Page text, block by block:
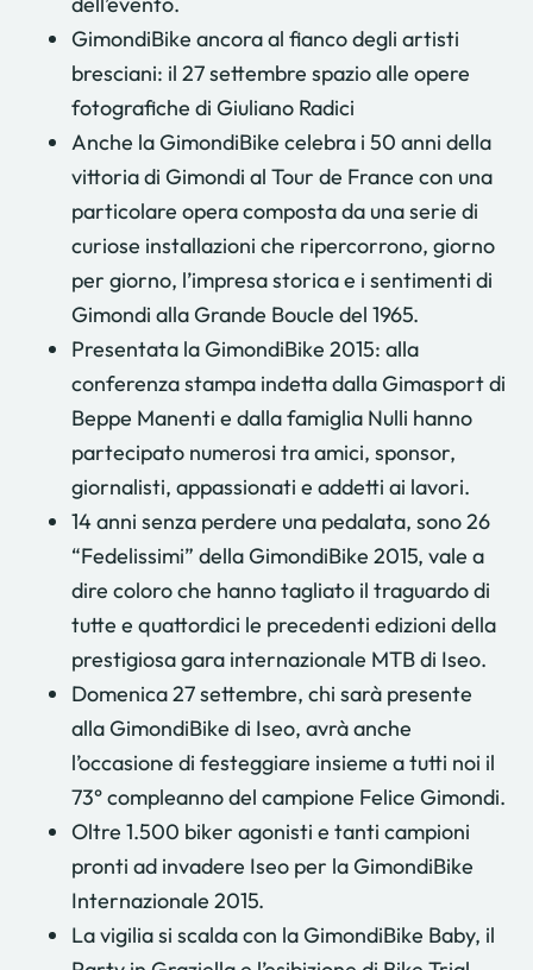
GimondiBike ancora al fianco degli artisti
bresciani: il 27 settembre spazio alle opere
fotografiche di Giuliano Radici
Anche la GimondiBike celebra i 50 anni della
vittoria di Gimondi al Tour de France con una
particolare opera composta da una serie di
curiose installazioni che ripercorrono, giorno
per giorno, l’impresa storica e i sentimenti di
Gimondi alla Grande Boucle del 1965.
Presentata la GimondiBike 2015: alla
conferenza stampa indetta dalla Gimasport di
Beppe Manenti e dalla famiglia Nulli hanno
partecipato numerosi tra amici, sponsor,
giornalisti, appassionati e addetti ai lavori.
14 anni senza perdere una pedalata, sono 26
“Fedelissimi” della GimondiBike 2015, vale a
dire coloro che hanno tagliato il traguardo di
tutte e quattordici le precedenti edizioni della
prestigiosa gara internazionale MTB di Iseo.
Domenica 27 settembre, chi sarà presente
alla GimondiBike di Iseo, avrà anche
l’occasione di festeggiare insieme a tutti noi il
73° compleanno del campione Felice Gimondi.
Oltre 1.500 biker agonisti e tanti campioni
pronti ad invadere Iseo per la GimondiBike
Internazionale 2015.
La vigilia si scalda con la GimondiBike Baby, il